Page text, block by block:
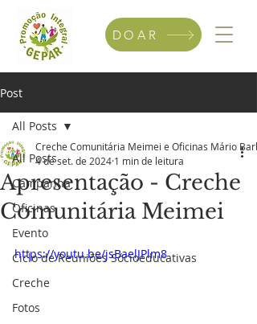
DOAR
Post
All Posts
Campanha
Oficinas
Evento
Ciclo de Reuniões Sócioeducativas
Creche
Fotos
All Posts
Apresentação - Creche
Comunitária Meimei
Creche Comunitária Meimei e Oficinas Mário
4 de set. de 2024 1 min de leitura
https://youtu.be/jsBaelJPlm8